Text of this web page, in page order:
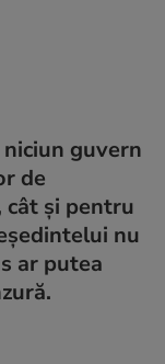
guvern
de
și pentru
nu
ar putea